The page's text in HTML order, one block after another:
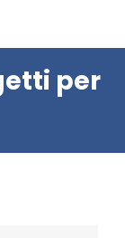
per